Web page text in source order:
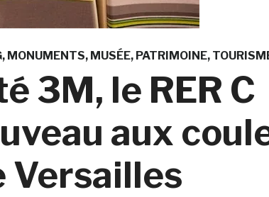
MONUMENTS MUSÉE PATRIMOINE
3M, le RER C
aux
Versailles